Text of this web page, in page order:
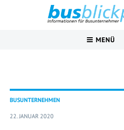
MENÜ
BUSUNTERNEHMEN
22. JANUAR 2020